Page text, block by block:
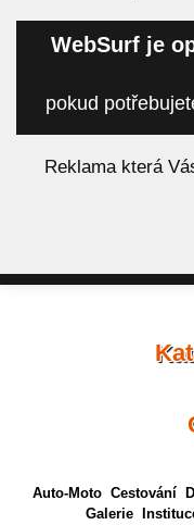
WebSurf je
pokud
Reklama která
Auto-Moto Cestování
Galerie